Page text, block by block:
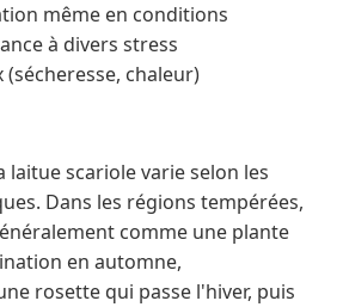
même en conditions
à divers stress
chaleur)
laitue scariole varie selon les
Dans les régions tempérées,
comme une plante
en automne,
rosette qui passe l'hiver, puis